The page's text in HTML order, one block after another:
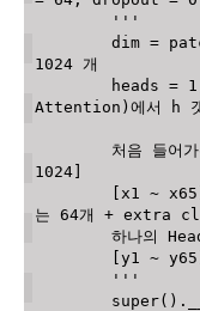
'''
1024 개
Attention)에서 h
1024]
는 64개 + extra
        '''
super( ) .